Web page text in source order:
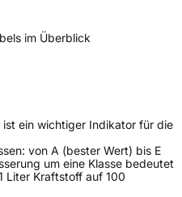
im Überblick
ist ein wichtiger Indikator für die
von A (bester Wert) bis E
um eine Klasse bedeutet
Liter Kraftstoff auf 100